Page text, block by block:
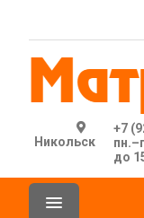
Никольск
+7
до